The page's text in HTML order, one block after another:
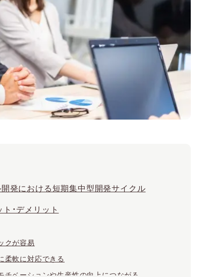
発における短期集中型開発サイクル
・デメリット
クが容易
柔軟に対応できる
チベーションや生産性の向上につながる